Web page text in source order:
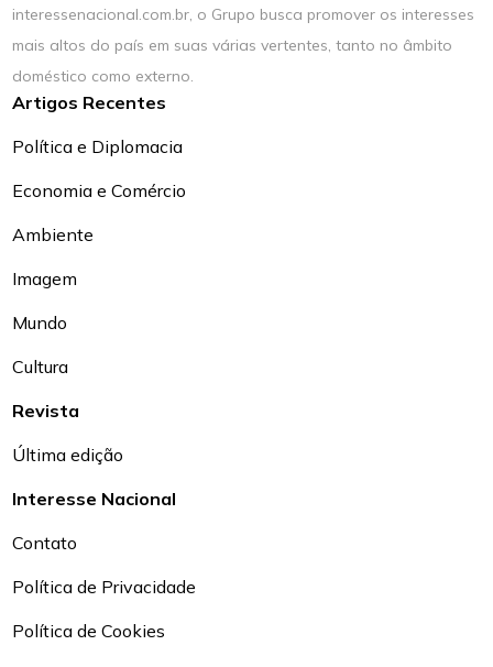
interessenacional.com.br, o Grupo busca promover os interesses
mais altos do país em suas várias vertentes, tanto no âmbito
doméstico como externo.
Artigos Recentes
Política e Diplomacia
Economia e Comércio
Ambiente
Imagem
Mundo
Cultura
Revista
Última edição
Interesse Nacional
Contato
Política de Privacidade
Política de Cookies